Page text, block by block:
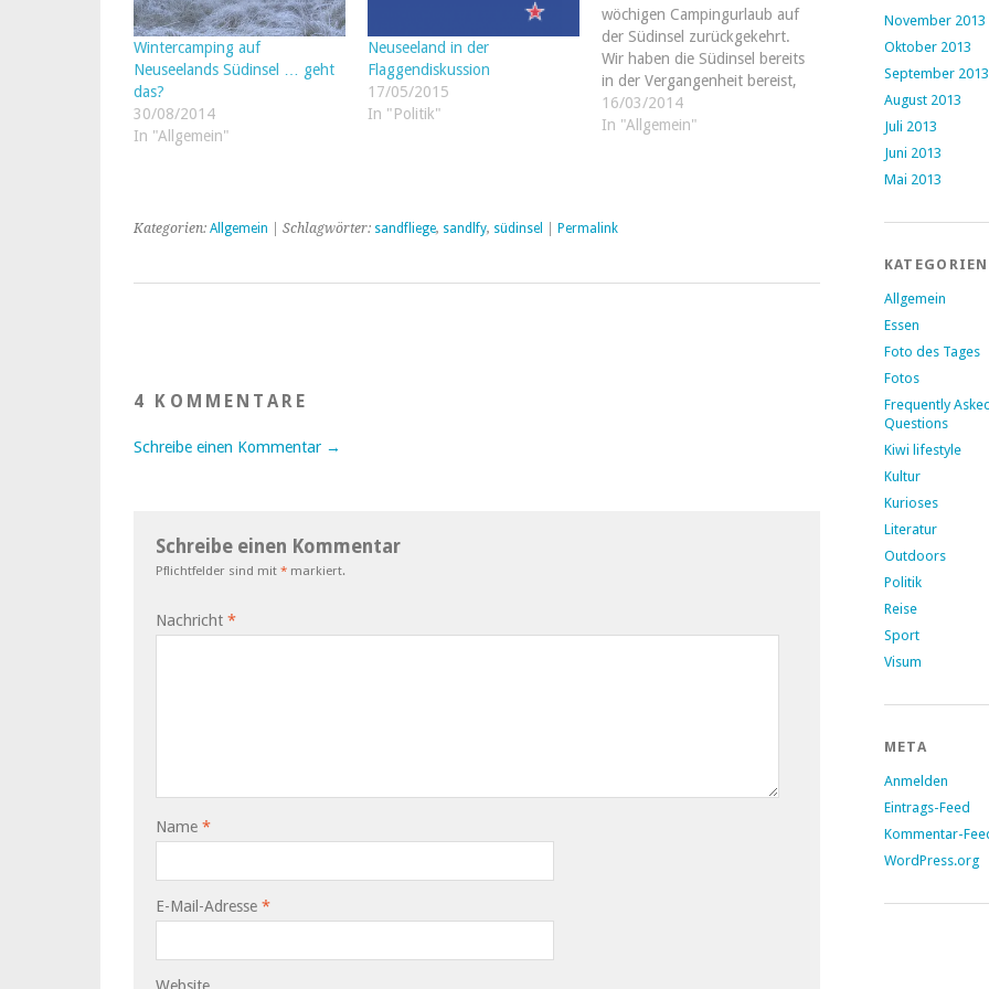
Wintercamping auf
Neuseelands Südinsel … geht
das?
30/08/2014
In "Allgemein"
Neuseeland in der
Flaggendiskussion
17/05/2015
In "Politik"
wöchigen Campingurlaub auf
der Südinsel zurückgekehrt.
Wir haben die Südinsel bereits
in der Vergangenheit bereist,
sodass wir uns diesmal, bis auf
einen Abstecher nach Oamaru
16/03/2014
In "Allgemein"
Kategorien: Allgemein | Schlagwörter: sandfliege, sandlfy, südinsel Permalink
4 KOMMENTARE
Schreibe einen Kommentar →
Schreibe einen Kommentar
Pflichtfelder sind mit * markiert.
Nachricht *
Name *
E-Mail-Adresse *
November 2013
Oktober 2013
September 2013
August 2013
Juli 2013
Juni 2013
Mai 2013
KATEGORIEN
Allgemein
Essen
Foto des Tages
Fotos
Frequently
Questions
Kiwi lifestyle
Kultur
Kurioses
Literatur
Outdoors
Politik
Reise
Sport
Visum
META
Anmelden
Eintrags-Feed
Kommentar-
WordPress.org